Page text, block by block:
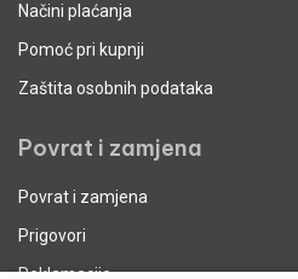
Načini plaćanja
Pomoć pri kupnji
Zaštita osobnih podataka
Povrat i zamjena
Povrat i zamjena
Prigovori
Reklamacije